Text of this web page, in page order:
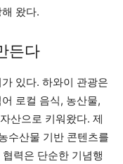
왔다.
든다
있다. 하와이 관광은
로컬 음식, 농산물,
산으로 키워왔다. 제
수산물 기반 콘텐츠를
력은 단순한 기념행